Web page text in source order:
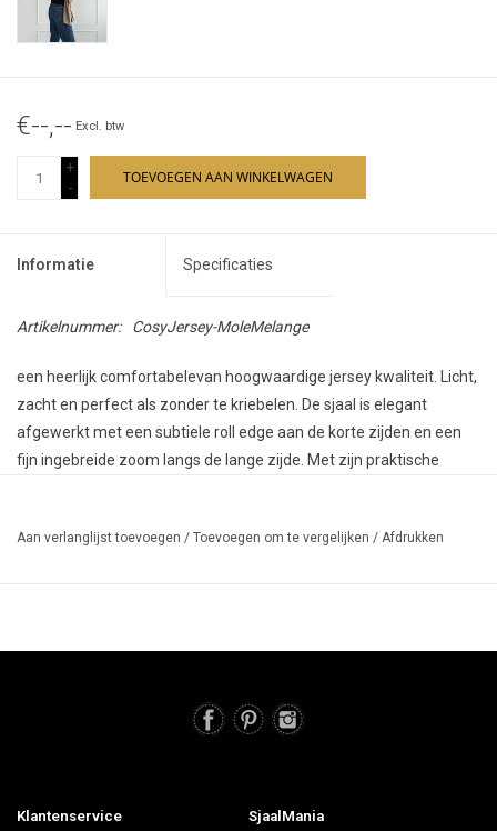
€--,-- Excl. btw
+
-
TOEVOEGEN AAN WINKELWAGEN
Informatie Specificaties
Artikelnummer: CosyJersey-MoleMelange
een heerlijk comfortabelevan hoogwaardige jersey kwaliteit. Licht,
zacht en perfect als zonder te kriebelen. De sjaal is elegant
afgewerkt met een subtiele roll edge aan de korte zijden en een
fijn ingebreide zoom langs de lange zijde. Met zijn praktische
dagen stijlvol als sarong om de heupen. Een veelzijdig item dat je
voegen.
Aan verlanglijst toevoegen / Toevoegen om te vergelijken / Afdrukken
Klantenservice SjaalMania